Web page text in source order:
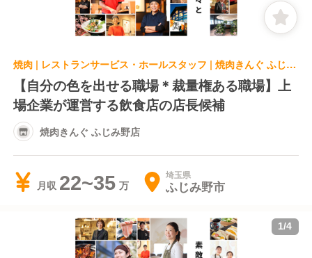
焼肉 | レストランサービス・ホールスタッフ | 焼肉きんぐ ふじみ野店
【自分の色を出せる職場＊裁量権ある職場】上
場企業が運営する飲食店の店長候補
焼肉きんぐ ふじみ野店
月収 22~35 埼玉県
ふじみ野市
1/4